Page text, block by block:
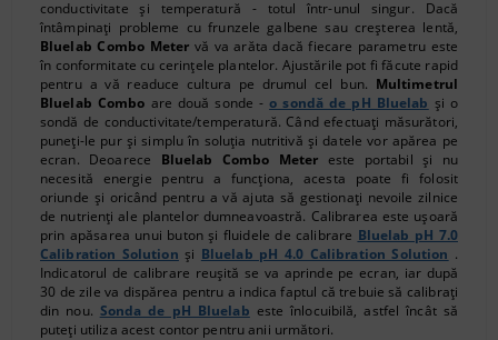
conductivitate și temperatură - totul într-unul singur. Dacă
întâmpinați probleme cu frunzele galbene sau creșterea lentă,
Bluelab Combo Meter vă va arăta dacă fiecare parametru este
în conformitate cu cerințele plantelor. Ajustările pot fi făcute rapid
pentru a vă readuce cultura pe drumul cel bun. Multimetrul
Bluelab Combo are două sonde -o sondă de pH Bluelab și o
sondă de conductivitate/temperatură. Când efectuați măsurători,
puneți-le pur și simplu în soluția nutritivă și datele vor apărea pe
ecran. Deoarece Bluelab Combo Meter este portabil și nu
necesită energie pentru a funcționa, acesta poate fi folosit
oriunde și oricând pentru a vă ajuta să gestionați nevoile zilnice
de nutrienți ale plantelor dumneavoastră. Calibrarea este ușoară
prin apăsarea unui buton și fluidele de calibrare Bluelab pH 7.0
Calibration Solution și Bluelab pH 4.0 Calibration Solution .
Indicatorul de calibrare reușită se va aprinde pe ecran, iar după
30 de zile va dispărea pentru a indica faptul că trebuie să calibrați
din nou. Sonda de pH Bluelab este înlocuibilă, astfel încât să
puteți utiliza acest contor pentru anii următori.